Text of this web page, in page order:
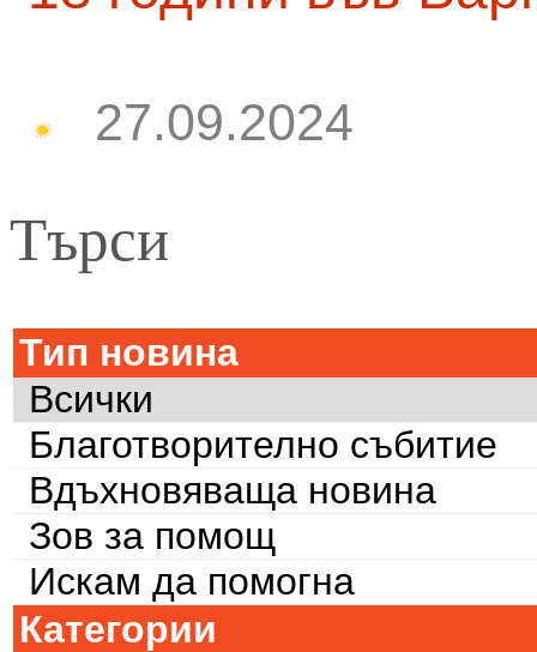
27.09.2024
Търси
Тип новина
Всички
Благотворително събитие
Вдъхновяваща новина
Зов за помощ
Искам да помогна
Категории